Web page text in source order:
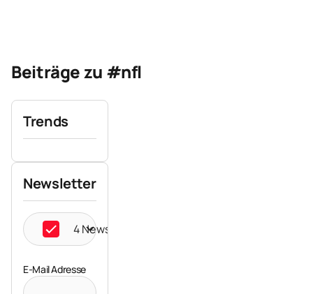
Beiträge zu #nfl
Trends
Newsletter
4 Newsletter ausgewählt
E-Mail Adresse